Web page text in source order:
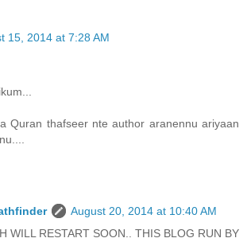
15, 2014 at 7:28 AM
Quran thafseer nte author aranennu ariyaan
August 20, 2014 at 10:40 AM
WILL RESTART SOON.. THIS BLOG RUN BY